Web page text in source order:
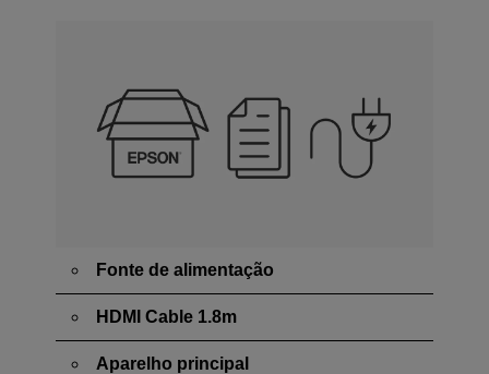
Fonte de alimentação
HDMI Cable 1.8m
Aparelho principal